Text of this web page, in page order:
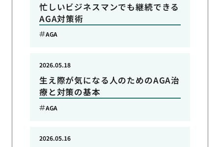
忙しいビジネスマンでも継続できる
AGA対策術
AGA
生え際が気になる人のためのAGA治
療と対策の基本
2026.05.18
AGA
2026.05.16